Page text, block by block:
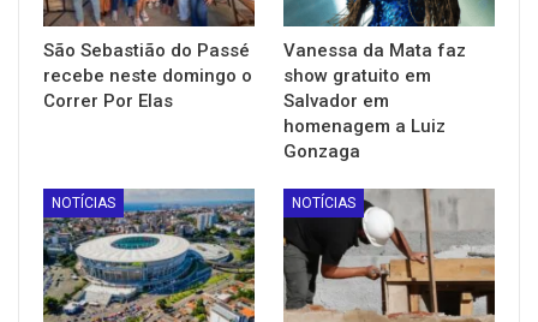
São Sebastião do Passé
recebe neste domingo o
Correr Por Elas
Vanessa da Mata faz
show gratuito em
Salvador em
homenagem a Luiz
Gonzaga
NOTÍCIAS NOTÍCIAS